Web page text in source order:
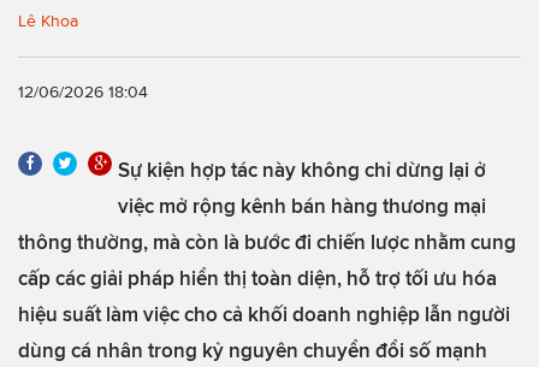
Lê Khoa
12/06/2026 18:04
Sự kiện hợp tác này không chỉ dừng lại ở
việc mở rộng kênh bán hàng thương mại
thông thường, mà còn là bước đi chiến lược nhằm cung
cấp các giải pháp hiển thị toàn diện, hỗ trợ tối ưu hóa
hiệu suất làm việc cho cả khối doanh nghiệp lẫn người
dùng cá nhân trong kỷ nguyên chuyển đổi số mạnh